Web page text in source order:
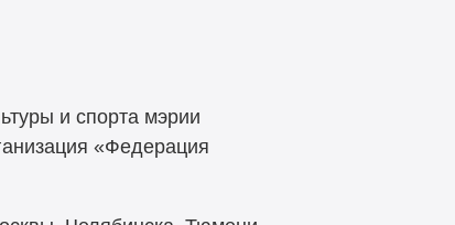
и спорта мэрии
«Федерация